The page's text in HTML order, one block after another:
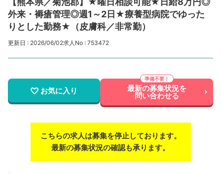
外来・褥瘡管理◎週1～2日★療養型病院でゆった
りとした勤務★（皮膚科／非常勤）
更新日 : 2026/06/02求人No : 753472
お気に入り 最新の募集状況を
問い合わせる
こちらの求人は募集を停止しております。
最新の募集状況の確認も承ります。